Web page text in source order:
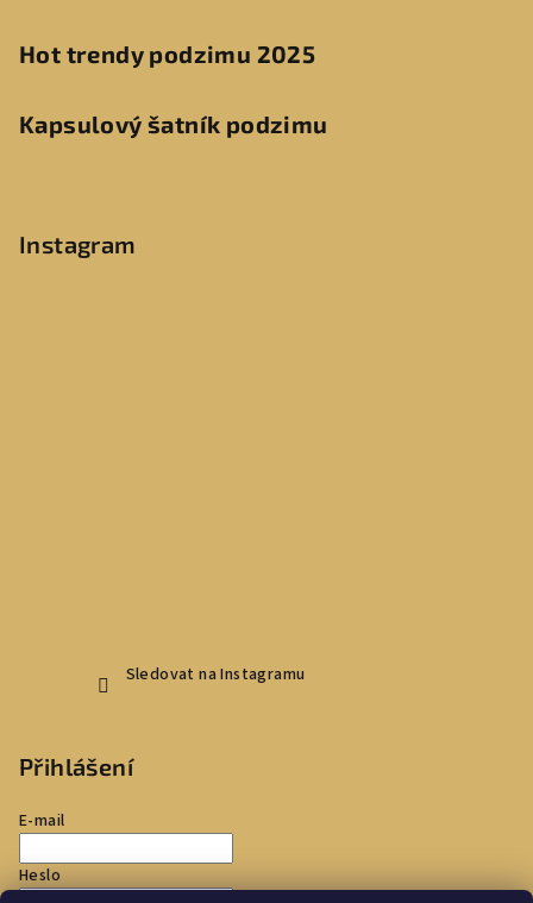
Hot trendy podzimu 2025
Kapsulový šatník podzimu
Instagram
Sledovat na Instagramu
Přihlášení
E-mail
Heslo